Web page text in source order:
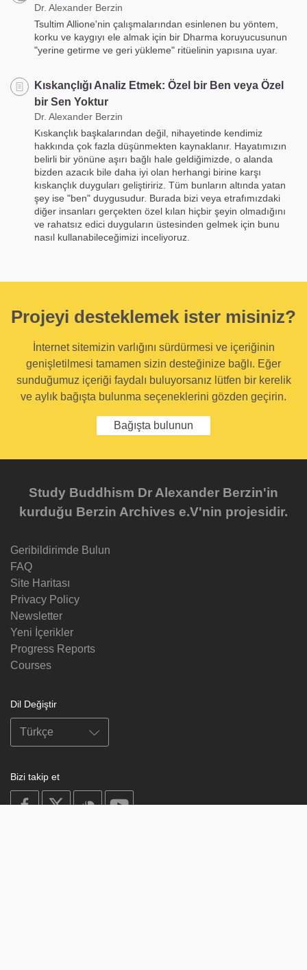
Dr. Alexander Berzin
Tsultim Allione'nin çalışmalarından esinlenen bu yöntem,
korku ve kaygıyı ele almak için bir Dharma koruyucusunun
"yerine getirme ve geri yükleme" ritüelinin yapısına uyar.
Kıskançlığı Analiz Etmek: Özel bir Ben veya Özel
bir Sen Yoktur
Dr. Alexander Berzin
Kıskançlık başkalarından değil, nihayetinde kendimiz
hakkında çok fazla düşünmekten kaynaklanır. Hayatımızın
belirli bir yönüne aşırı bağlı hale geldiğimizde, o alanda
bizden azacık bile daha iyi olan herhangi birine karşı
kıskançlık duyguları geliştiririz. Tüm bunların altında yatan
şey ise "ben" duygusudur. Burada bizi veya etrafımızdaki
diğer insanları gerçekten özel kılan hiçbir şeyin olmadığını
ve rahatsız edici duyguların üstesinden gelmek için bunu
nasıl kullanabileceğimizi inceliyoruz.
Projeyi desteklemek ister misiniz?
İnternet sitemizin varlığını sürdürmesi ve içeriğinin
genişletilmesi tamamen sizin desteğinize bağlı. Eğer
sunduğumuz içeriği faydalı buluyorsanız lütfen bir kerelik
ve aylık bağışta bulunma seçeneklerini gözden geçirin.
Bağışta bulunun
Study Buddhism Dr Alexander Berzin'in
kurduğu Berzin Archives e.V'nin projesidir.
Geribildirimde Bulun
FAQ
Site Haritası
Privacy Policy
Newsletter
Yeni İçerikler
Progress Reports
Courses
Dil Değiştir
Bizi takip et
on